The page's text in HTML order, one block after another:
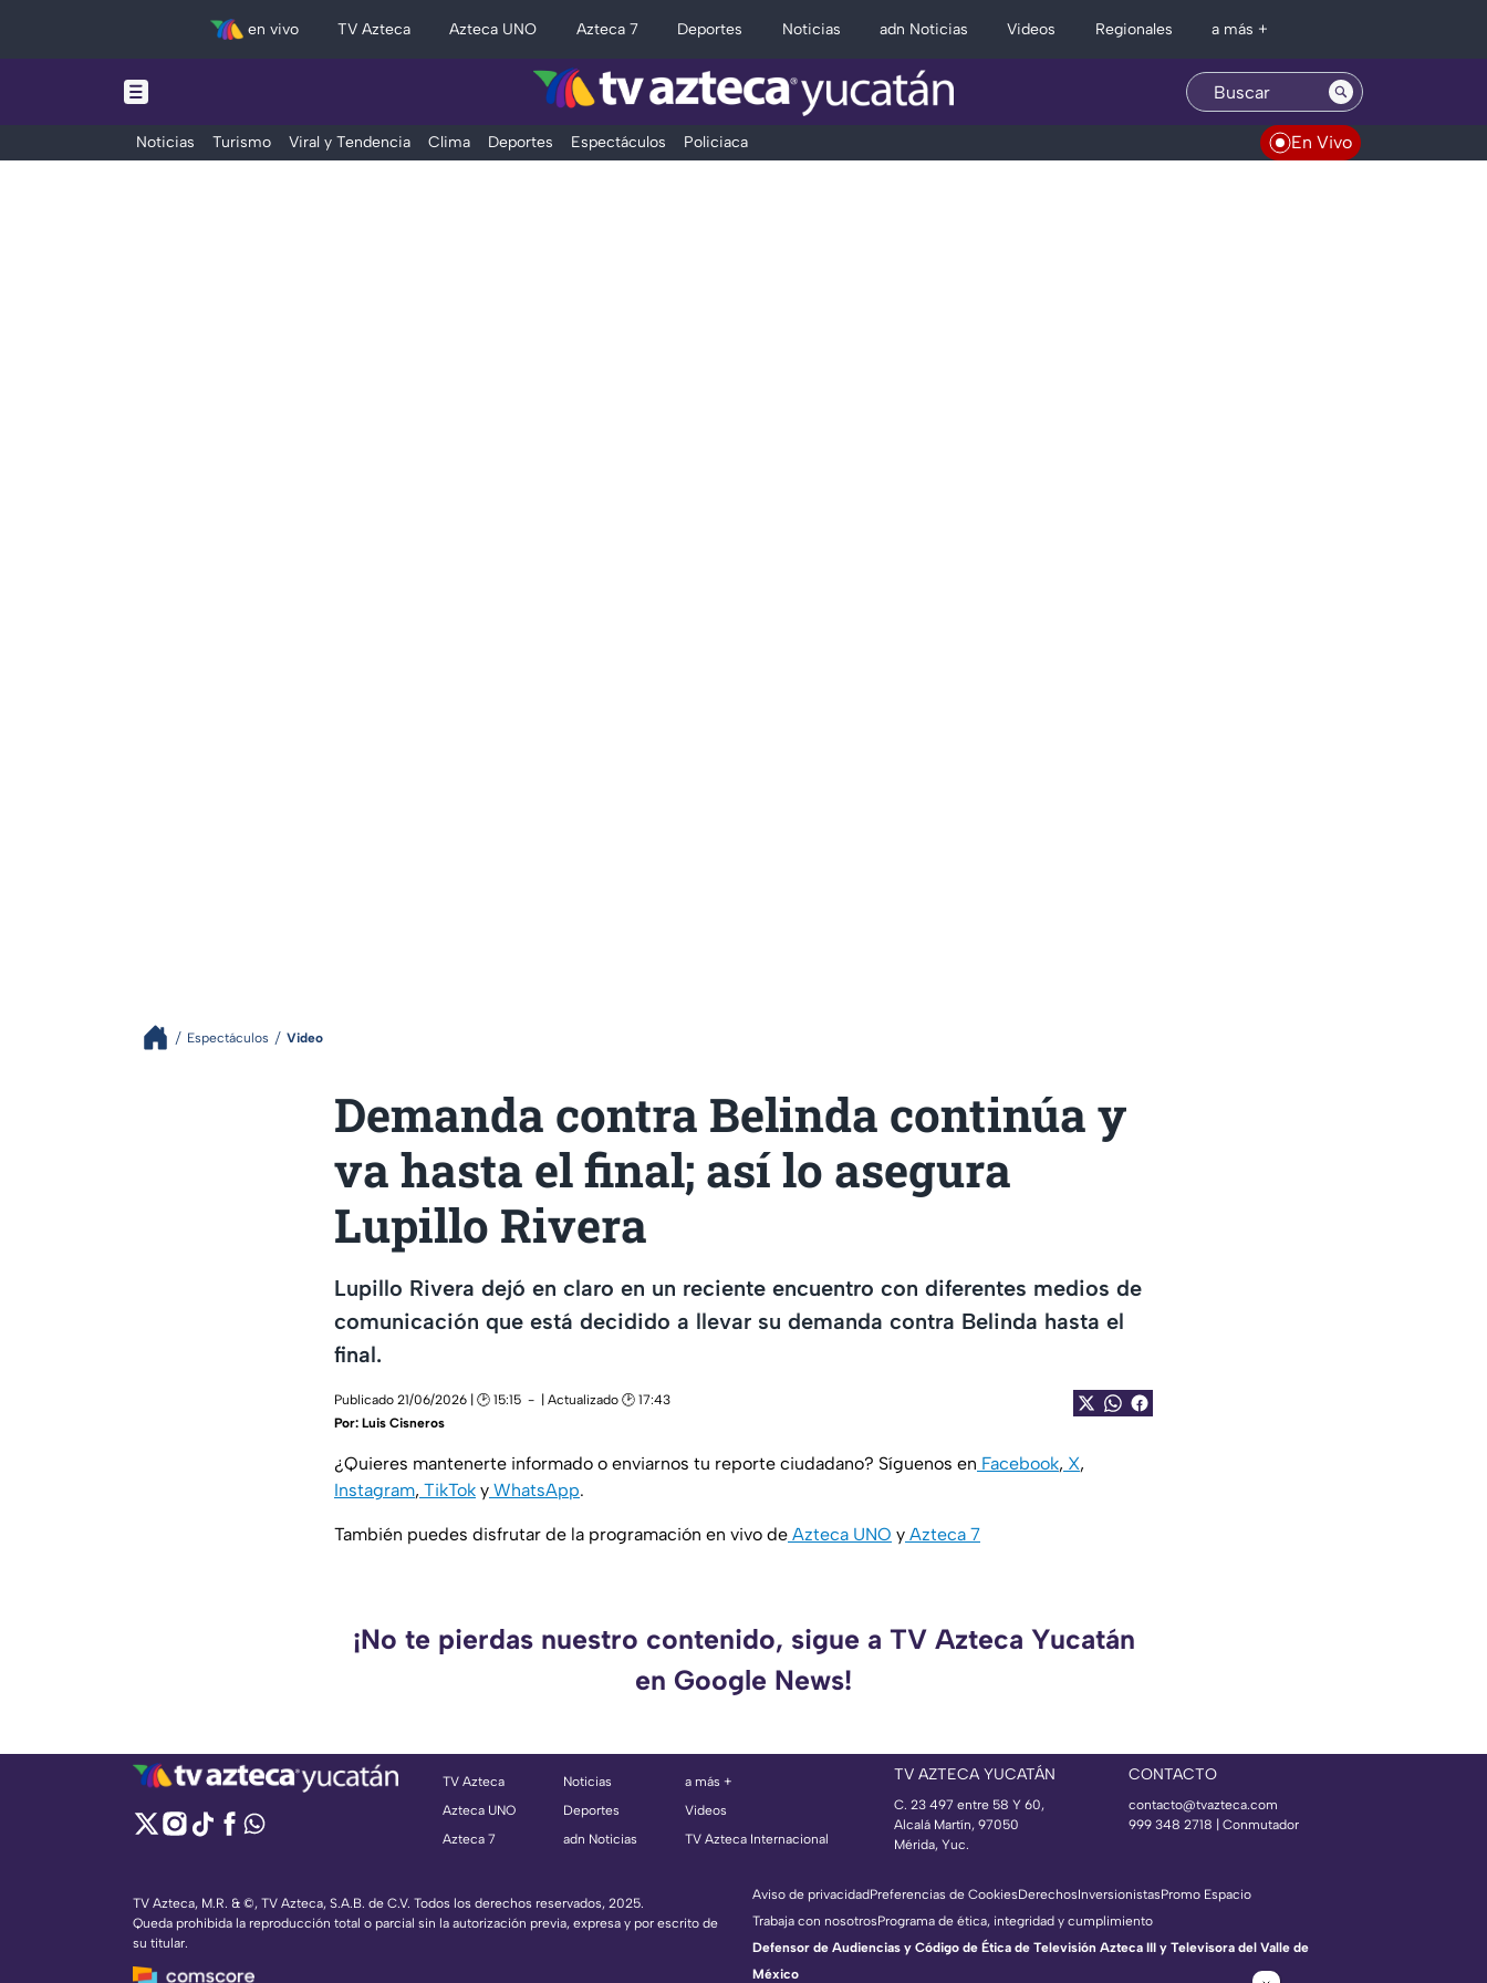
en vivo TV Azteca Azteca UNO Azteca 7 Deportes Noticias adn Noticias Videos Regionales a más +
Noticias Turismo Viral y Tendencia Clima Deportes Espectáculos Policiaca En Vivo
Espectáculos Video
Demanda contra Belinda continúa y
va hasta el final; así lo asegura
Lupillo Rivera
Lupillo Rivera dejó en claro en un reciente encuentro con diferentes medios de
comunicación que está decidido a llevar su demanda contra Belinda hasta el
final.
Publicado 21/06/2026 | 🕑 15:15
| Actualizado 🕑 17:43
Por: Luis Cisneros
¿Quieres mantenerte informado o enviarnos tu reporte ciudadano? Síguenos en Facebook, X,
Instagram, TikTok y WhatsApp.
También puedes disfrutar de la programación en vivo de Azteca UNO y Azteca 7
¡No te pierdas nuestro contenido, sigue a TV Azteca Yucatán
en Google News!
TV Azteca
Azteca UNO
Azteca 7
Noticias
Deportes
adn Noticias
a más +
Videos
TV Azteca Internacional
TV AZTECA YUCATÁN
C. 23 497 entre 58 Y 60,
Alcalá Martín, 97050
Mérida, Yuc.
CONTACTO
contacto@tvazteca.com
999 348 2718 | Conmutador
TV Azteca, M.R. & ©, TV Azteca, S.A.B. de C.V. Todos los derechos reservados, 2025.
Queda prohibida la reproducción total o parcial sin la autorización previa, expresa y por escrito de
su titular.
Aviso de privacidadPreferencias de CookiesDerechosInversionistasPromo Espacio
Trabaja con nosotrosPrograma de ética, integridad y cumplimiento
Defensor de Audiencias y Código de Ética de Televisión Azteca III y Televisora del Valle de
México